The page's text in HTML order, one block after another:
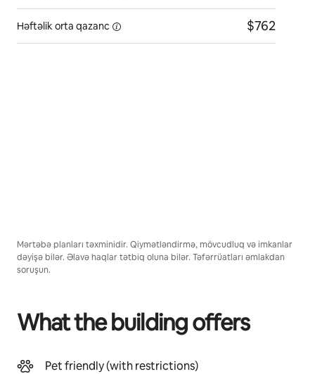
Həftəlik orta qazanc $762
Mərtəbə planları təxminidir. Qiymətləndirmə, mövcudluq və imkanlar
dəyişə bilər. Əlavə haqlar tətbiq oluna bilər. Təfərrüatları əmlakdan
soruşun.
What the building offers
Pet friendly (with restrictions)